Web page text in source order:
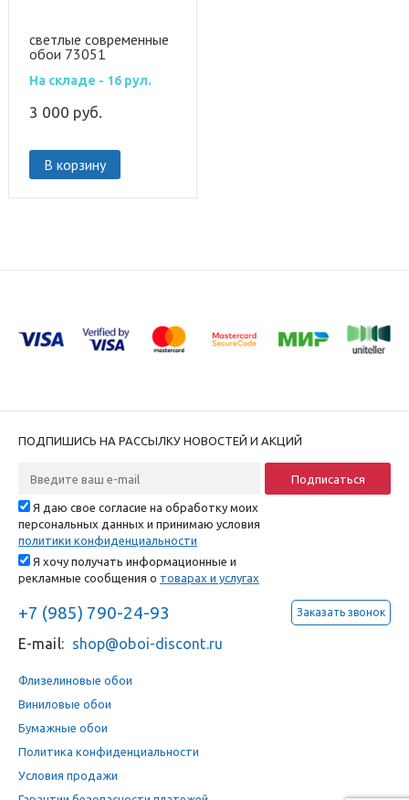
светлые современные
обои 73051
На складе - 16 рул.
3 000 руб.
В корзину
ПОДПИШИСЬ НА РАССЫЛКУ НОВОСТЕЙ И АКЦИЙ
Я даю свое согласие на обработку моих
персональных данных и принимаю условия
политики конфиденциальности
Я хочу получать информационные и
рекламные сообщения о товарах и услугах
+7 (985) 790-24-93 Заказать звонок
E-mail: shop@oboi-discont.ru
Флизелиновые обои
Виниловые обои
Бумажные обои
Политика конфиденциальности
Условия продажи